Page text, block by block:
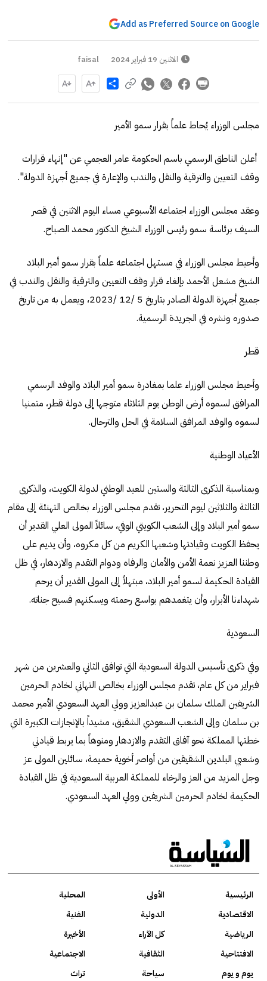
Add as Preferred Source on Google
الاثنين 19 فبراير 2024 faisal
Share
مجلس الوزراء يُحاط علماً بقرار سمو الأمير
أعلن الناطق الرسمي باسم الحكومة عامر العجمي عن "إنهاء قرارات
وقف التعيين والترقية والنقل والندب والإعارة في جميع أجهزة الدولة".
وعقد مجلس الوزراء اجتماعه الأسبوعي مساء اليوم الاثنين في قصر
السيف برئاسة سمو رئيس الوزراء الشيخ الدكتور محمد الصباح.
وأحيط مجلس الوزراء في مستهل اجتماعه علماً بقرار سمو أمير البلاد
الشيخ مشعل الأحمد بإلغاء قرار وقف التعيين والترقية والنقل والندب في
جميع أجهزة الدولة الصادر بتاريخ 5 /12 /2023، ويعمل به من تاريخ
صدوره ونشره في الجريدة الرسمية.
قطر
وأحيط مجلس الوزراء علما بمغادرة سمو أمير البلاد والوفد الرسمي
المرافق لسموه أرض الوطن يوم الثلاثاء متوجها إلى دولة قطر، متمنيا
لسموه والوفد المرافق السلامة في الحل والترحال.
الأعياد الوطنية
وبمناسبة الذكرى الثالثة والستين للعيد الوطني لدولة الكويت، والذكرى
الثالثة والثلاثين ليوم التحرير، تقدم مجلس الوزراء بخالص التهنئة إلى مقام
سمو أمير البلاد وإلى الشعب الكويتي الوفي، سائلاً المولى العلي القدير أن
يحفظ الكويت وقيادتها وشعبها الكريم من كل مكروه، وأن يديم على
وطننا العزيز نعمة الأمن والأمان والرفاه ودوام التقدم والازدهار، في ظل
القيادة الحكيمة لسمو أمير البلاد، مبتهلاً إلى المولى القدير أن يرحم
شهداءنا الأبرار، وأن يتغمدهم بواسع رحمته ويسكنهم فسيح جناته.
السعودية
وفي ذكرى تأسيس الدولة السعودية التي توافق الثاني والعشرين من شهر
فبراير من كل عام، تقدم مجلس الوزراء بخالص التهاني لخادم الحرمين
الشريفين الملك سلمان بن عبدالعزيز وولي العهد السعودي الأمير محمد
بن سلمان وإلى الشعب السعودي الشقيق، مشيداً بالإنجازات الكبيرة التي
خطتها المملكة نحو آفاق التقدم والازدهار ومنوهاً بما يربط قيادتي
وشعبي البلدين الشقيقين من أواصر أخوية حميمة، سائلين المولى عز
وجل المزيد من العز والرخاء للمملكة العربية السعودية في ظل القيادة
الحكيمة لخادم الحرمين الشريفين وولي العهد السعودي.
الرئيسية الأولى
المحلية
الاقتصادية
الدولية
الفنية
الرياضية
كل الآراء
الأخيرة
الافتتاحية
الثقافية
الاجتماعية
يوم و يوم
سياحة تراث